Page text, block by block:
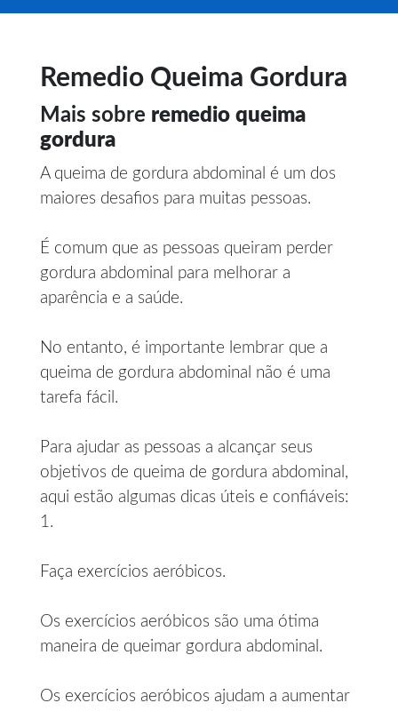
Remedio Queima Gordura
Mais sobre remedio queima
gordura
A queima de gordura abdominal é um dos
maiores desafios para muitas pessoas.
É comum que as pessoas queiram perder
gordura abdominal para melhorar a
aparência e a saúde.
No entanto, é importante lembrar que a
queima de gordura abdominal não é uma
tarefa fácil.
Para ajudar as pessoas a alcançar seus
objetivos de queima de gordura abdominal,
aqui estão algumas dicas úteis e confiáveis:
1.
Faça exercícios aeróbicos.
Os exercícios aeróbicos são uma ótima
maneira de queimar gordura abdominal.
Os exercícios aeróbicos ajudam a aumentar